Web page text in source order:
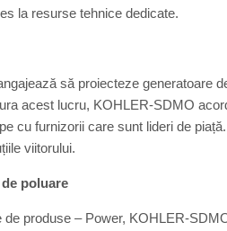
la resurse tehnice dedicate.
să proiecteze generatoare
acest lucru, KOHLER-SDMO
cu furnizorii care sunt lideri de
viitorului.
poluare
de produse – Power, KOHLER-